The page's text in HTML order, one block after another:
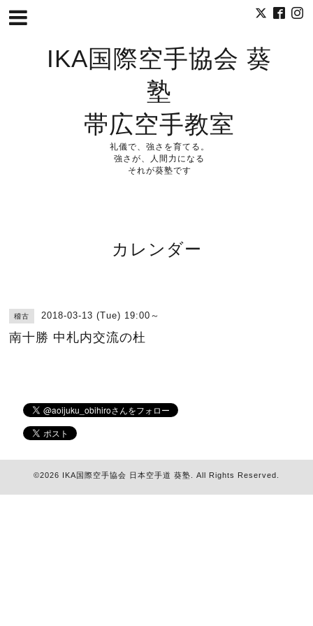
IKA国際空手協会 葵
塾
帯広空手教室
礼儀で、強さを育てる。
強さが、人間力になる
それが葵塾です
カレンダー
稽古 2018-03-13 (Tue) 19:00～
南十勝 中札内交流の杜
©2026 IKA国際空手協会 日本空手道 葵塾 . All Rights Reserved.